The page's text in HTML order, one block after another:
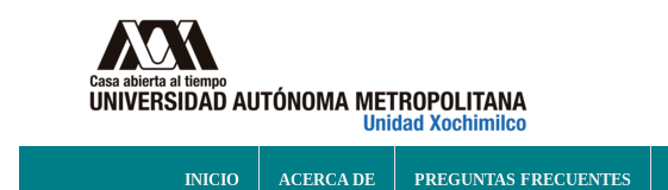
INICIO ACERCA DE PREGUNTAS FRECUENTES